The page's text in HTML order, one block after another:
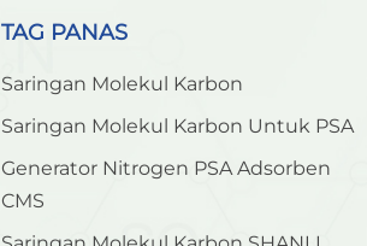
TAG PANAS
Saringan Molekul Karbon
Saringan Molekul Karbon Untuk PSA
Generator Nitrogen PSA Adsorben
CMS